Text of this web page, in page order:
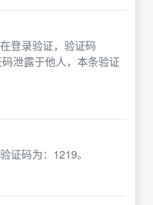
登录验证，验证码
泄露于他人，本条验证
证码为：1219。